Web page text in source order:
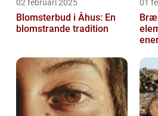
02 februari 2025
Blomsterbud i Åhus: En
blomstrande tradition
01